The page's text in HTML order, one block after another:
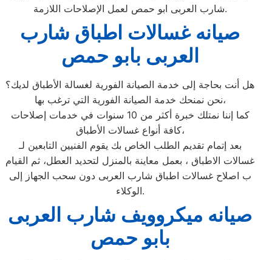
شارب العربى ابو حمص لعمل الإصلاحات اللازمة.
صيانه غسالات اطباق شارب
العربى بابو حمص
هل أنت بحاجة إلى خدمة الصيانة الفورية لغسالة الأطباق لديك؟
نحن نمنحك خدمة الصيانة الفورية التي ترغب بها،
كما إننا نمتلك خبرة أكثر من 10 سنوات في خدمات إصلاحات
كافة أنواع غسالات الأطباق،
بعد إتمام تقديم الطلب الخاص بك يقوم الفنيين التابعين لـ
غسالات الاطباق ، بعمل معاينة بالمنزل لتحديد العطل، ثم القيام
ب اصلاح غسالات اطباق شارب العربى دون سحب الجهاز إلى
الوكلاء.
صيانه ميكروويف شارب العربى
بابو حمص